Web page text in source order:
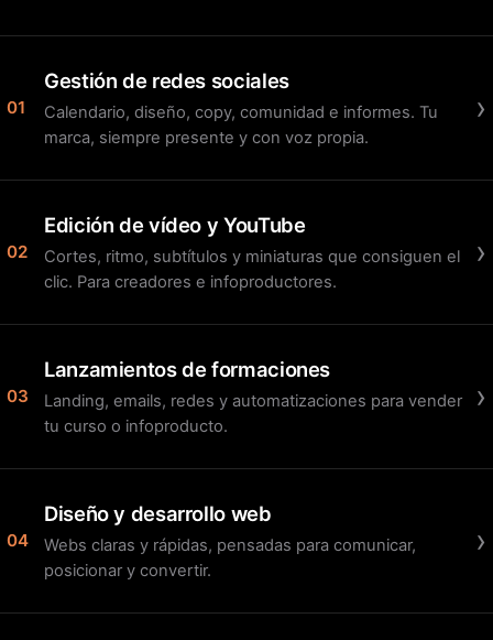
01
Gestión de redes sociales
Calendario, diseño, copy, comunidad e informes. Tu
marca, siempre presente y con voz propia.
›
02
Edición de vídeo y YouTube
Cortes, ritmo, subtítulos y miniaturas que consiguen el
clic. Para creadores e infoproductores.
›
03
Lanzamientos de formaciones
Landing, emails, redes y automatizaciones para vender
tu curso o infoproducto.
›
04
Diseño y desarrollo web
Webs claras y rápidas, pensadas para comunicar,
posicionar y convertir.
›